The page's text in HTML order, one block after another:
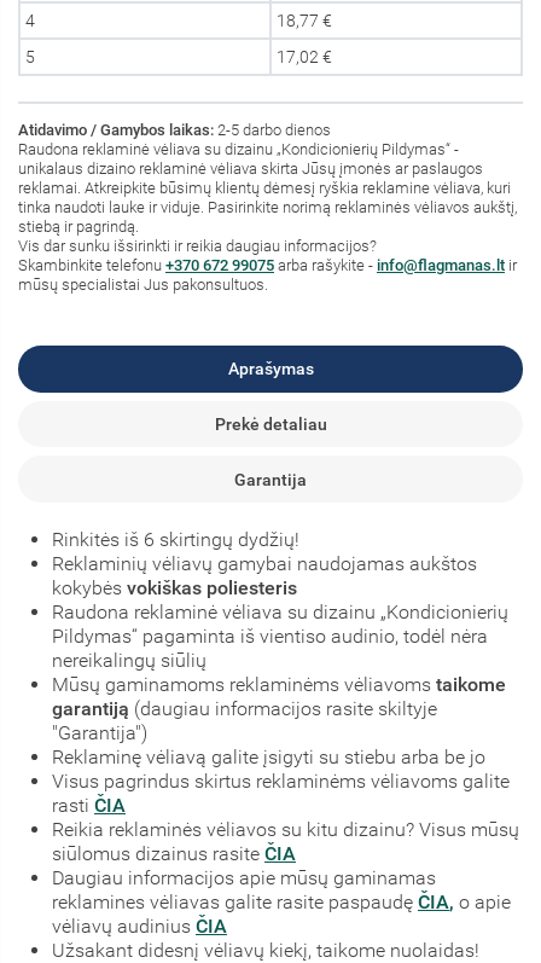
4
18,77 €
5
17,02 €
Atidavimo / Gamybos laikas: 2-5 darbo dienos
Raudona reklaminė vėliava su dizainu „Kondicionierių Pildymas“ -
unikalaus dizaino reklaminė vėliava skirta Jūsų įmonės ar paslaugos
reklamai. Atkreipkite būsimų klientų dėmesį ryškia reklamine vėliava, kuri
tinka naudoti lauke ir viduje. Pasirinkite norimą reklaminės vėliavos aukštį,
stiebą ir pagrindą.
Vis dar sunku išsirinkti ir reikia daugiau informacijos?
Skambinkite telefonu +370 672 99075 arba rašykite - info@flagmanas.lt ir
mūsų specialistai Jus pakonsultuos.
Aprašymas
Prekė detaliau
Garantija
Rinkitės iš 6 skirtingų dydžių!
Reklaminių vėliavų gamybai naudojamas aukštos
kokybės vokiškas poliesteris
Raudona reklaminė vėliava su dizainu „Kondicionierių
Pildymas“ pagaminta iš vientiso audinio, todėl nėra
nereikalingų siūlių
Mūsų gaminamoms reklaminėms vėliavoms taikome
garantiją (daugiau informacijos rasite skiltyje
"Garantija")
Reklaminę vėliavą galite įsigyti su stiebu arba be jo
Visus pagrindus skirtus reklaminėms vėliavoms galite
rasti ČIA
Reikia reklaminės vėliavos su kitu dizainu? Visus mūsų
siūlomus dizainus rasite ČIA
Daugiau informacijos apie mūsų gaminamas
reklamines vėliavas galite rasite paspaudę ČIA, o apie
vėliavų audinius ČIA
Užsakant didesnį vėliavų kiekį, taikome nuolaidas!